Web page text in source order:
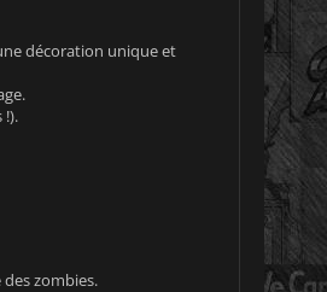
décoration unique et
zombies.